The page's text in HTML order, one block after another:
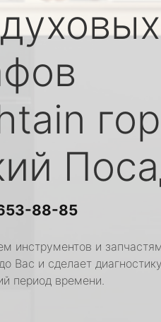
88-85
инструментов и
Вас и сделает
период времени.